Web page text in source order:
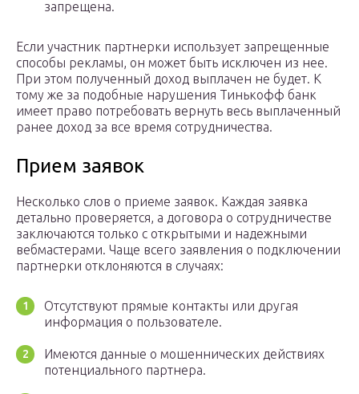
запрещена.
Если участник партнерки использует запрещенные
способы рекламы, он может быть исключен из нее.
При этом полученный доход выплачен не будет. К
тому же за подобные нарушения Тинькофф банк
имеет право потребовать вернуть весь выплаченный
ранее доход за все время сотрудничества.
Прием заявок
Несколько слов о приеме заявок. Каждая заявка
детально проверяется, а договора о сотрудничестве
заключаются только с открытыми и надежными
вебмастерами. Чаще всего заявления о подключении
партнерки отклоняются в случаях:
Отсутствуют прямые контакты или другая
информация о пользователе.
Имеются данные о мошеннических действиях
потенциального партнера.